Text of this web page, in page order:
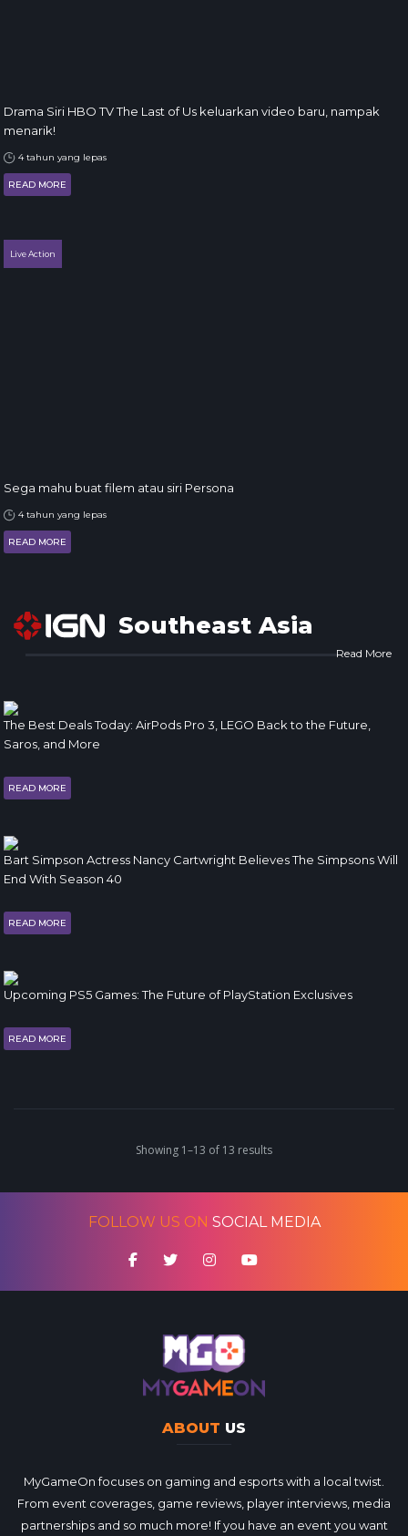
Drama Siri HBO TV The Last of Us keluarkan video baru, nampak
menarik!
4 tahun yang lepas
READ MORE
Live Action
Sega mahu buat filem atau siri Persona
4 tahun yang lepas
READ MORE
Southeast Asia
Read More
The Best Deals Today: AirPods Pro 3, LEGO Back to the Future,
Saros, and More
READ MORE
Bart Simpson Actress Nancy Cartwright Believes The Simpsons Will
End With Season 40
READ MORE
Upcoming PS5 Games: The Future of PlayStation Exclusives
READ MORE
Showing 1–13 of 13 results
FOLLOW US ON SOCIAL MEDIA
ABOUT US
MyGameOn focuses on gaming and esports with a local twist.
From event coverages, game reviews, player interviews, media
partnerships and so much more! If you have an event you want